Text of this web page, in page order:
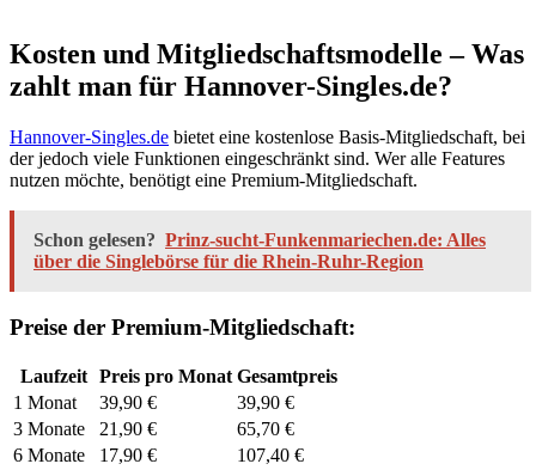
Kosten und Mitgliedschaftsmodelle – Was
zahlt man für Hannover-Singles.de?
Hannover-Singles.de bietet eine kostenlose Basis-Mitgliedschaft, bei
der jedoch viele Funktionen eingeschränkt sind. Wer alle Features
nutzen möchte, benötigt eine Premium-Mitgliedschaft.
Schon gelesen? Prinz-sucht-Funkenmariechen.de: Alles
über die Singlebörse für die Rhein-Ruhr-Region
Preise der Premium-Mitgliedschaft:
Laufzeit Preis pro Monat Gesamtpreis
1 Monat
39,90 €
39,90 €
3 Monate
21,90 €
65,70 €
6 Monate
17,90 €
107,40 €